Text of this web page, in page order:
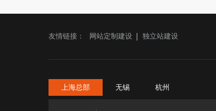
友情链接： 网站定制建设 独立站建设
上海总部 无锡 杭州